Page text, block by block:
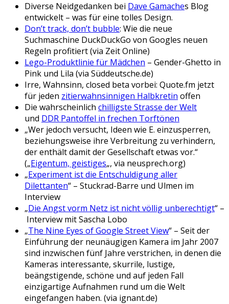
Diverse Neidgedanken bei Dave Gamaches Blog
entwickelt – was für eine tolles Design.
Don’t track, don’t bubble: Wie die neue
Suchmaschine DuckDuckGo von Googles neuen
Regeln profitiert (via Zeit Online)
Lego-Produktlinie für Mädchen – Gender-Ghetto in
Pink und Lila (via Süddeutsche.de)
Irre, Wahnsinn, closed beta vorbei: Quote.fm jetzt
für jeden zitierwahnsinnigen Halbkretin offen
Die wahrscheinlich chilligste Strasse der Welt
und DDR Pantoffel in frechen Torftönen
„Wer jedoch versucht, Ideen wie E. einzusperren,
beziehungsweise ihre Verbreitung zu verhindern,
der enthält damit der Gesellschaft etwas vor.“
(„Eigentum, geistiges„, via neusprech.org)
„Experiment ist die Entschuldigung aller
Dilettanten“ – Stuckrad-Barre und Ulmen im
Interview
„Die Angst vorm Netz ist nicht völlig unberechtigt“ –
Interview mit Sascha Lobo
„The Nine Eyes of Google Street View“ – Seit der
Einführung der neunäugigen Kamera im Jahr 2007
sind inzwischen fünf Jahre verstrichen, in denen die
Kameras interessante, skurrile, lustige,
beängstigende, schöne und auf jeden Fall
einzigartige Aufnahmen rund um die Welt
eingefangen haben. (via ignant.de)